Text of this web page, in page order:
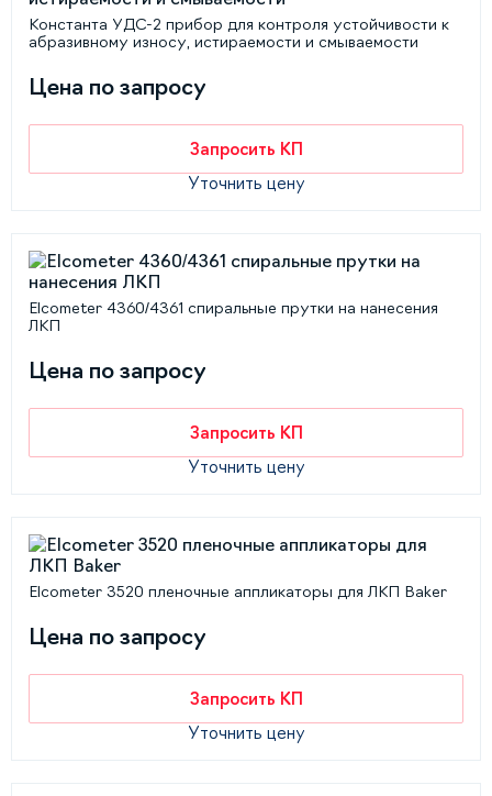
Константа УДС-2 прибор для контроля устойчивости к
абразивному износу, истираемости и смываемости
Цена по запросу
Запросить КП
Уточнить цену
Elcometer 4360/4361 спиральные прутки на нанесения
ЛКП
Цена по запросу
Запросить КП
Уточнить цену
Elcometer 3520 пленочные аппликаторы для ЛКП Baker
Цена по запросу
Запросить КП
Уточнить цену